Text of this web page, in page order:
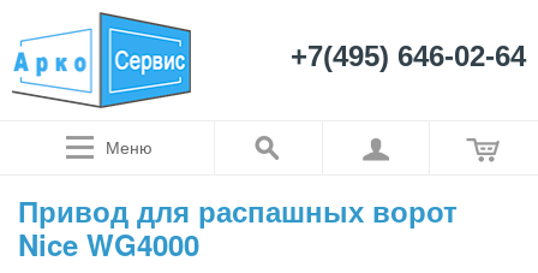
+7(495) 646-02-64
Меню
Привод для распашных ворот
Nice WG4000